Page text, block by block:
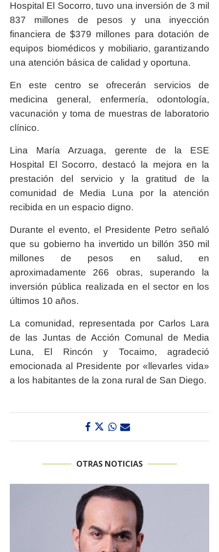
Hospital El Socorro, tuvo una inversión de 3 mil
837 millones de pesos y una inyección
financiera de $379 millones para dotación de
equipos biomédicos y mobiliario, garantizando
una atención básica de calidad y oportuna.
En este centro se ofrecerán servicios de
medicina general, enfermería, odontología,
vacunación y toma de muestras de laboratorio
clínico.
Lina María Arzuaga, gerente de la ESE
Hospital El Socorro, destacó la mejora en la
prestación del servicio y la gratitud de la
comunidad de Media Luna por la atención
recibida en un espacio digno.
Durante el evento, el Presidente Petro señaló
que su gobierno ha invertido un billón 350 mil
millones de pesos en salud, en
aproximadamente 266 obras, superando la
inversión pública realizada en el sector en los
últimos 10 años.
La comunidad, representada por Carlos Lara
de las Juntas de Acción Comunal de Media
Luna, El Rincón y Tocaimo, agradeció
emocionada al Presidente por «llevarles vida»
a los habitantes de la zona rural de San Diego.
OTRAS NOTICIAS